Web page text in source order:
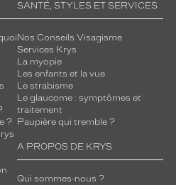
?
SANTÉ, STYLES ET SERVICES
Nos Conseils Visagisme
Services Krys
La myopie
Les enfants et la vue
Le strabisme
Le glaucome : symptômes et
traitement
Paupière qui tremble ?
A PROPOS DE KRYS
Qui sommes-nous ?